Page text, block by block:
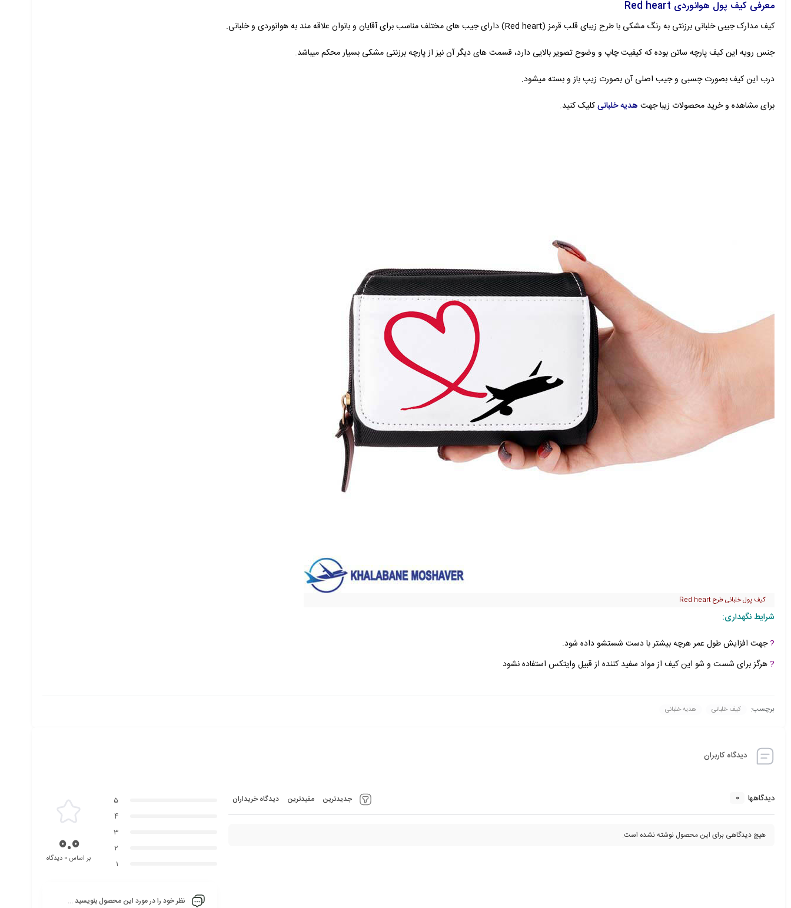
معرفی کیف پول هوانوردی Red heart
کیف مدارک جیبی خلبانی برزنتی به رنگ مشکی با طرح زیبای قلب قرمز (Red heart) دارای جیب های مختلف مناسب برای آقایان و بانوان علاقه مند به هوانوردی و خلبانی.
جنس رویه این کیف پارچه ساتن بوده که کیفیت چاپ و وضوح تصویر بالایی دارد، قسمت های دیگر آن نیز از پارچه برزنتی مشکی بسیار محکم میباشد.
درب این کیف بصورت چسبی و جیب اصلی آن بصورت زیپ باز و بسته میشود.
برای مشاهده و خرید محصولات زیبا جهت هدیه خلبانیکلیک کنید.
کیف پول خلبانی طرح Red heart
شرایط نگهداری:
? جهت افزایش طول عمر هرچه بیشتر با دست شستشو داده شود.
? هرگز برای شست و شو این کیف از مواد سفید کننده از قبیل وایتکس استفاده نشود
برچسب: کیف خلبانی هدیه خلبانی
دیدگاه کاربران
دیدگاهها 0 جدیدترین مفیدترین دیدگاه خریداران
هیچ دیدگاهی برای این محصول نوشته نشده است.
5
4
3
2
1
0.0بر اساس 0 دیدگاه
نظر خود را در مورد این محصول بنویسید ...